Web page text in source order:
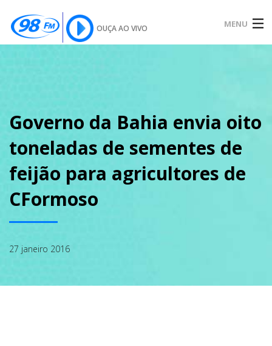
OUÇA AO VIVO MENU
SOBRE
PODCAST
GALERIA
Governo da Bahia envia oito
toneladas de sementes de
feijão para agricultores de
CFormoso
27 janeiro 2016